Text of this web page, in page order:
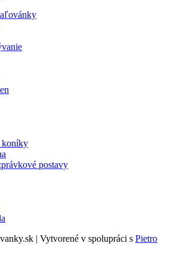
koníky
postavy
| Vytvorené v spolupráci s Pietro